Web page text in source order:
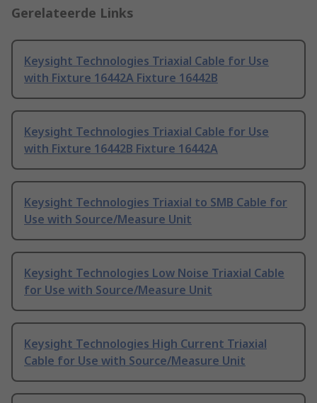
Gerelateerde Links
Keysight Technologies Triaxial Cable for Use
with Fixture 16442A Fixture 16442B
Keysight Technologies Triaxial Cable for Use
with Fixture 16442B Fixture 16442A
Keysight Technologies Triaxial to SMB Cable for
Use with Source/Measure Unit
Keysight Technologies Low Noise Triaxial Cable
for Use with Source/Measure Unit
Keysight Technologies High Current Triaxial
Cable for Use with Source/Measure Unit